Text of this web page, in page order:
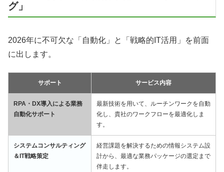
グ」
2026年に不可欠な「自動化」と「戦略的IT活用」を前面
に出します。
サポート サービス内容
RPA・DX導入による業務
自動化サポート
最新技術を用いて、ルーチンワークを自動
化し、貴社のワークフローを最適化しま
す。
システムコンサルティング
＆IT戦略策定
経営課題を解決するための情報システム設
計から、最適な業務パッケージの選定まで
伴走します。